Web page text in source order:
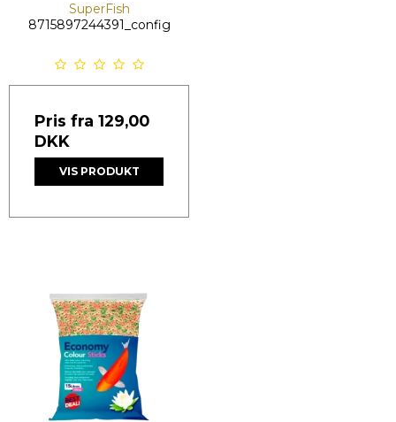
SuperFish
8715897244391_config
Pris fra 129,00
DKK
VIS PRODUKT